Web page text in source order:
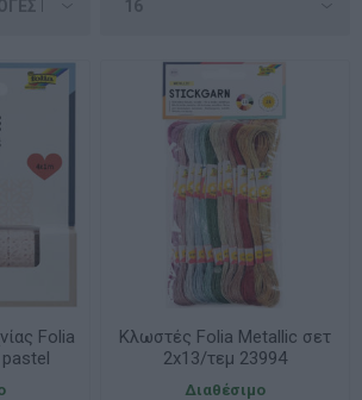
Folia
Κλωστές Folia Metallic σετ
2x13/τεμ 23994
Διαθέσιμο